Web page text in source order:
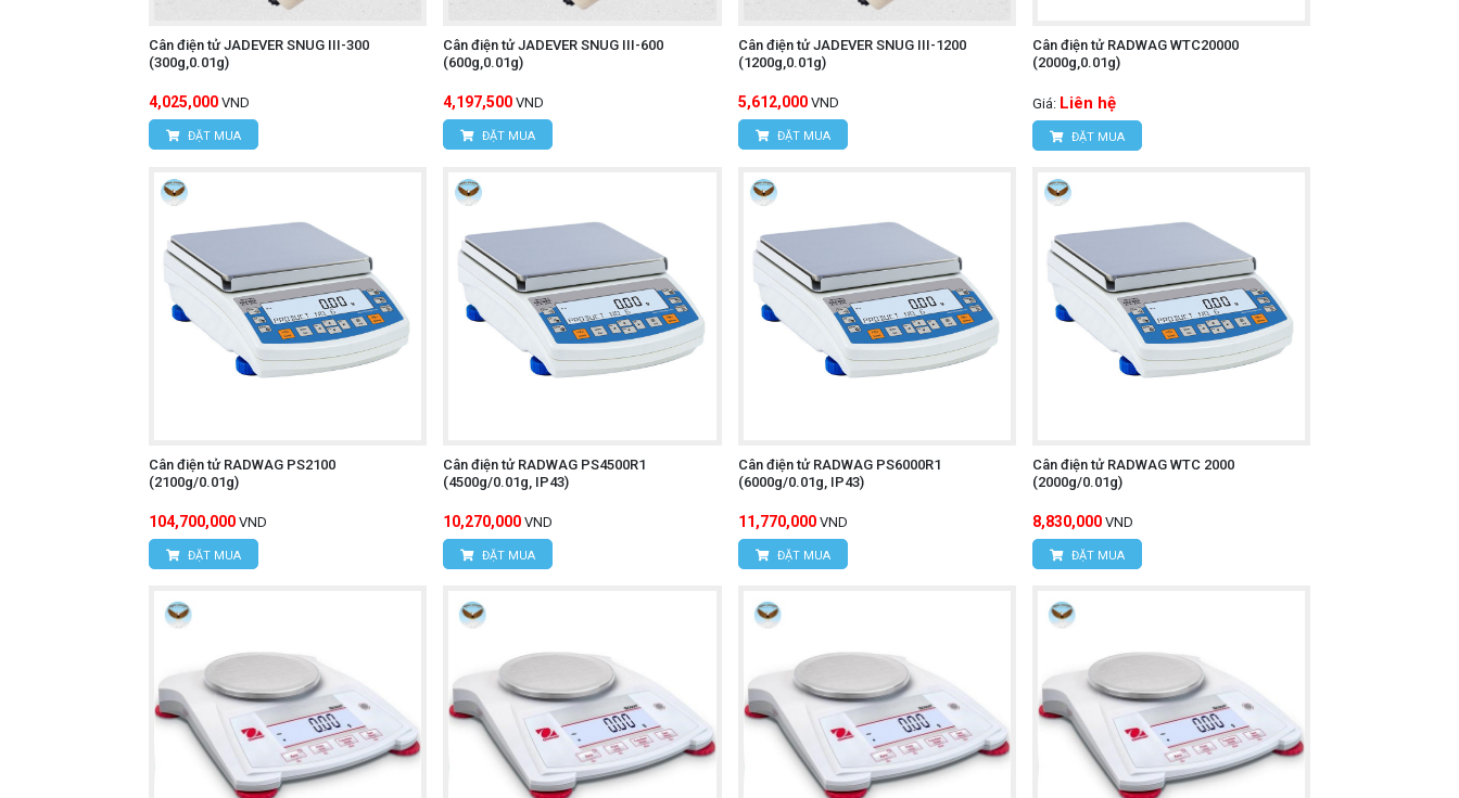
Cân điện tử JADEVER SNUG III-300
(300g,0.01g)
4,025,000 VND
ĐẶT MUA
Cân điện tử JADEVER SNUG III-600
(600g,0.01g)
4,197,500 VND
ĐẶT MUA
Cân điện tử JADEVER SNUG III-1200
(1200g,0.01g)
5,612,000 VND
ĐẶT MUA
Cân điện tử RADWAG WTC20000
(2000g,0.01g)
Giá: Liên hệ
ĐẶT MUA
Cân điện tử RADWAG PS2100
(2100g/0.01g)
104,700,000 VND
ĐẶT MUA
Cân điện tử RADWAG PS4500R1
(4500g/0.01g, IP43)
10,270,000 VND
ĐẶT MUA
Cân điện tử RADWAG PS6000R1
(6000g/0.01g, IP43)
11,770,000 VND
ĐẶT MUA
Cân điện tử RADWAG WTC 2000
(2000g/0.01g)
8,830,000 VND
ĐẶT MUA